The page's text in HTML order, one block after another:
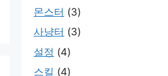
몬스터 (3)
사냥터 (3)
설정 (4)
스킬 (4)